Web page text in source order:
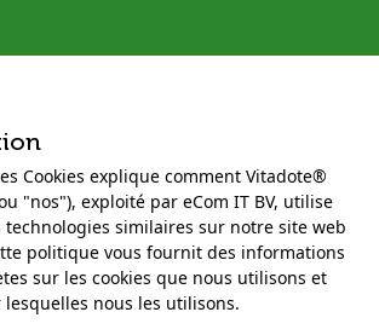
Cookies explique comment Vitadote®
"nos"), exploité par eCom IT BV, utilise
technologies similaires sur notre site web
politique vous fournit des informations
sur les cookies que nous utilisons et
nous les utilisons.